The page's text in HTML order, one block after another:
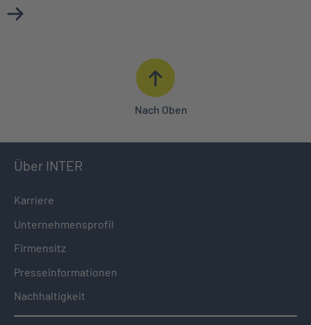
Mehr über Engagements erfahren
Nach Oben
Über INTER
Karriere
Unternehmensprofil
Firmensitz
Presseinformationen
Nachhaltigkeit